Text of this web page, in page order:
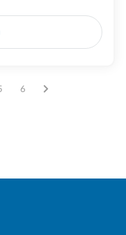
la page
sur la page
êtes sur la page
Vous êtes sur la page
6